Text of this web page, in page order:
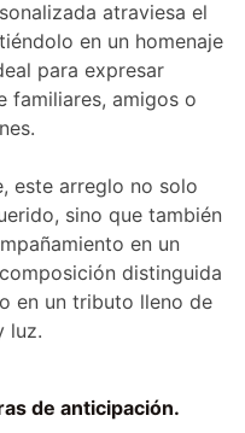
atraviesa el
en un homenaje
para expresar
familiares, amigos o
este arreglo no solo
sino que también
en un
distinguida
en un tributo lleno de
luz.
de anticipación.